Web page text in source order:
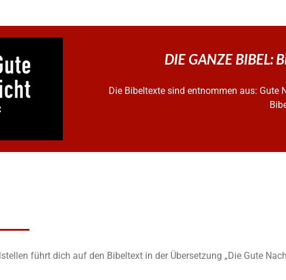
DIE GANZE BIBEL:
Die Bibeltexte sind entnommen aus: Gute
führt dich auf den Bibeltext in der Übersetzung „Die Gute